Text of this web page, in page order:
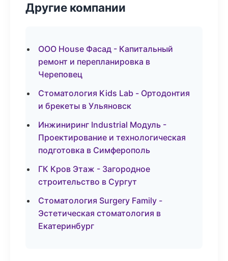
Другие компании
ООО House Фасад - Капитальный
ремонт и перепланировка в
Череповец
Стоматология Kids Lab - Ортодонтия
и брекеты в Ульяновск
Инжиниринг Industrial Модуль -
Проектирование и технологическая
подготовка в Симферополь
ГК Кров Этаж - Загородное
строительство в Сургут
Стоматология Surgery Family -
Эстетическая стоматология в
Екатеринбург